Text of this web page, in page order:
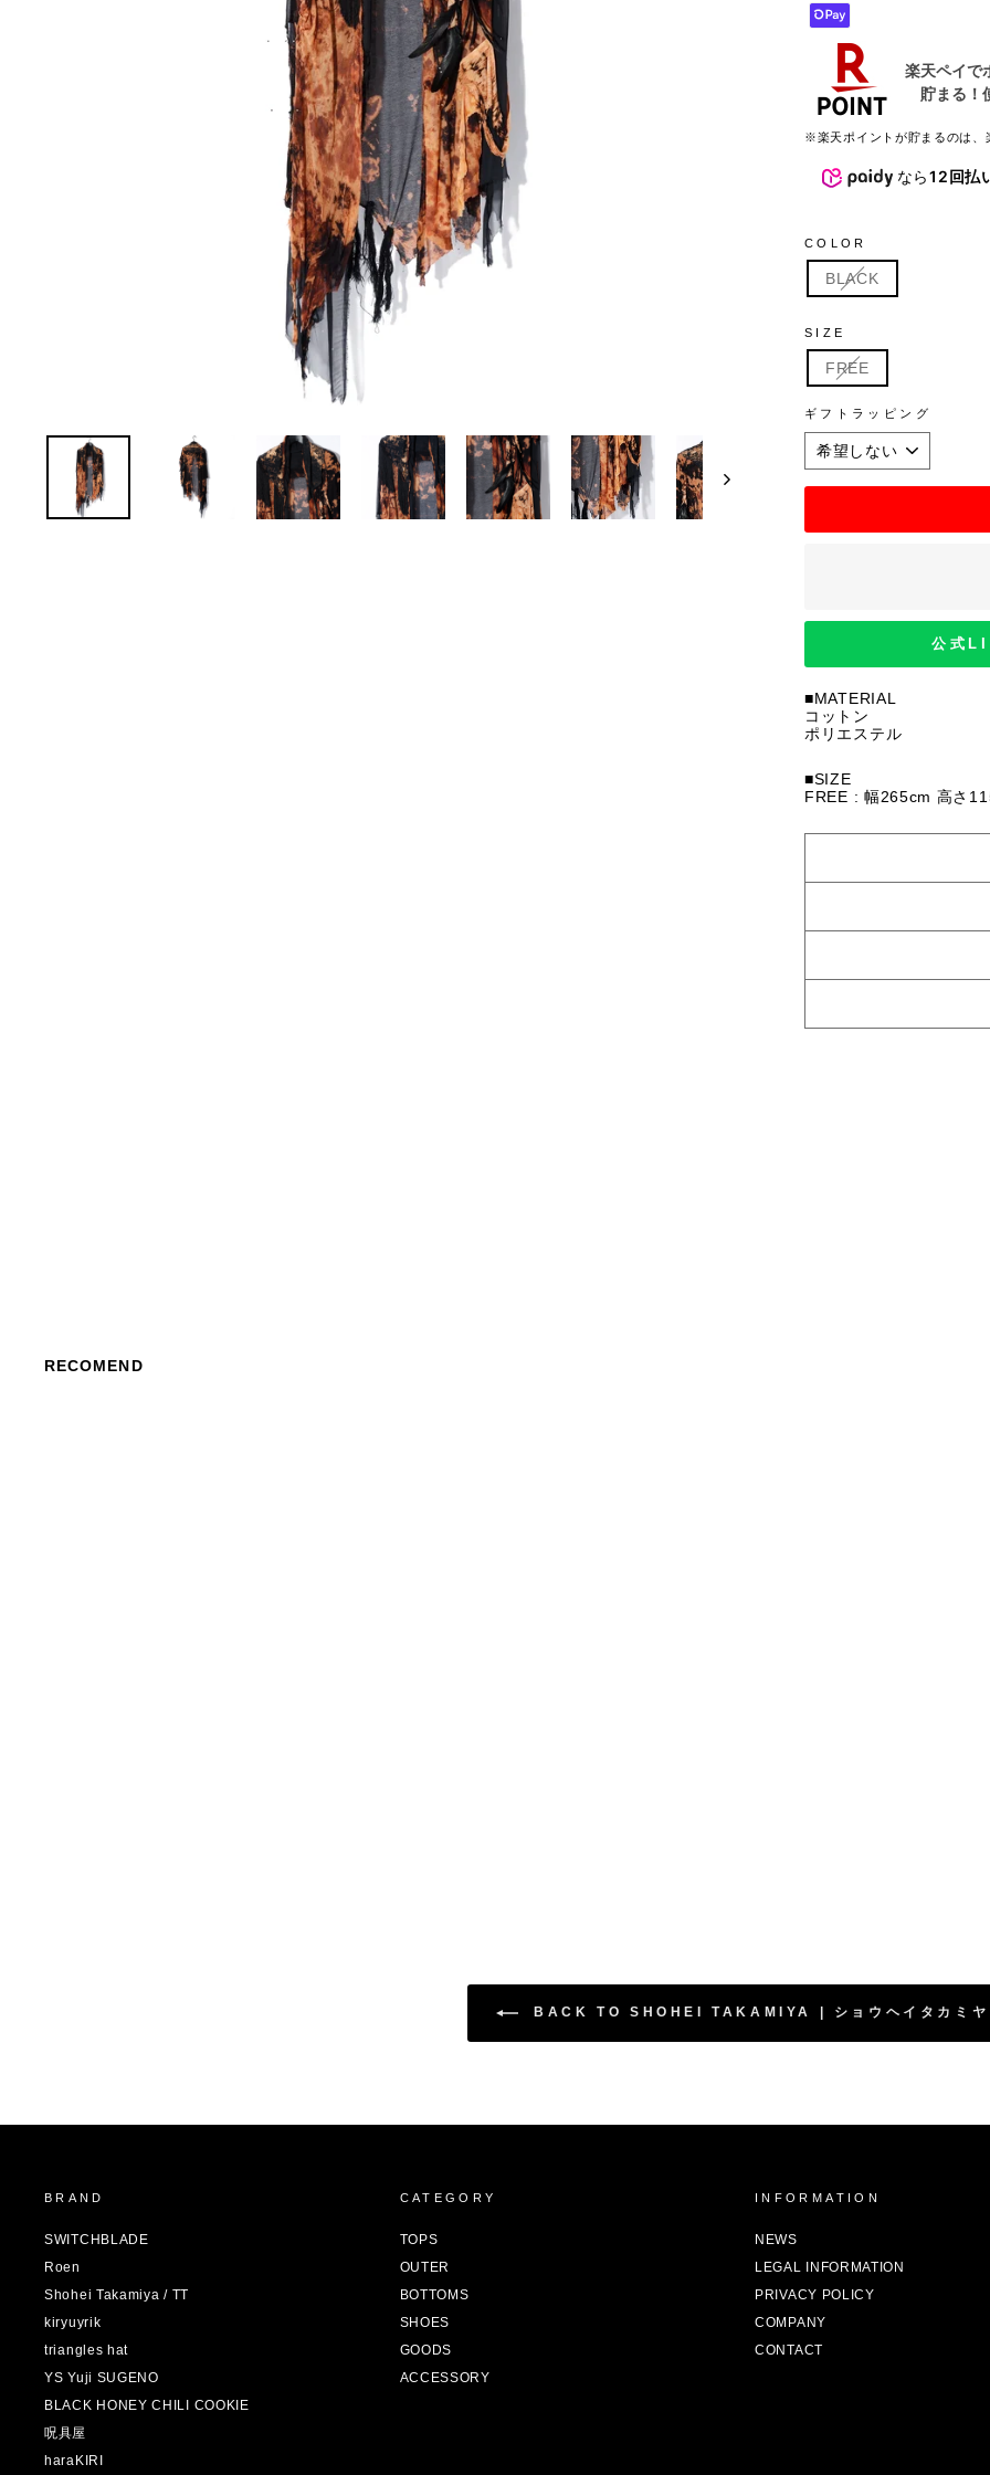
※楽天ポイントが貯まるのは、
なら12回払
COLOR
BLACK
SIZE
FREE
ギフトラッピング
公式
■MATERIAL
コットン
ポリエステル
■SIZE
FREE : 幅265cm 高さ
RECOMEND
BACK TO SHOHEI TAKAMIYA | ショウヘイタカミヤ
BRAND
SWITCHBLADE
Roen
Shohei Takamiya / TT
kiryuyrik
triangles hat
YS Yuji SUGENO
BLACK HONEY CHILI COOKIE
呪具屋
haraKIRI
CATEGORY
TOPS
OUTER
BOTTOMS
SHOES
GOODS
ACCESSORY
INFORMATION
NEWS
LEGAL INFORMATION
PRIVACY POLICY
COMPANY
CONTACT